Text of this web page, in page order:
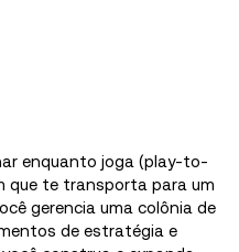
enquanto joga (play-to-
que te transporta para um
gerencia uma colônia de
de estratégia e